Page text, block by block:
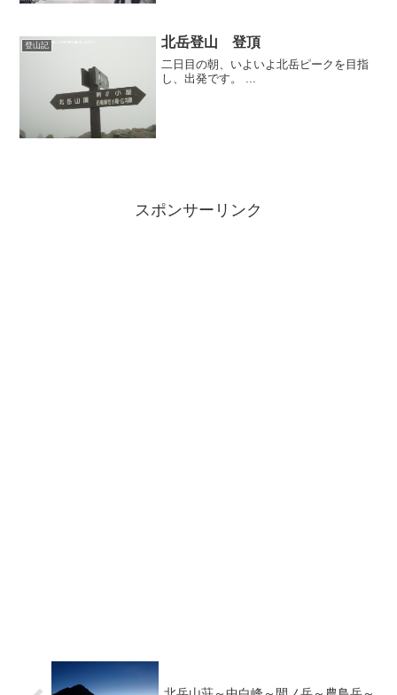
登山記 北岳登山 登頂
二日目の朝、いよいよ北岳ピークを目指
し、出発です。 ...
スポンサーリンク